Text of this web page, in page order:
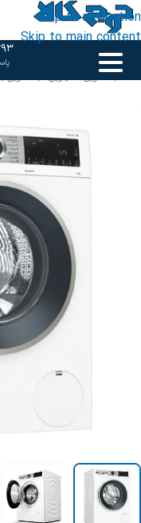
Skip to navigation
Skip to main content
خانه‹لباسشویی 9 کیلویی /لباسشویی